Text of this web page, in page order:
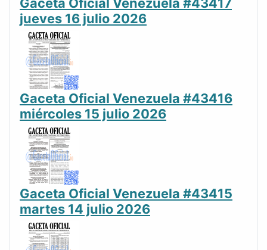
jueves 16 julio 2026
Gaceta Oficial Venezuela #43416
miércoles 15 julio 2026
Gaceta Oficial Venezuela #43415
martes 14 julio 2026